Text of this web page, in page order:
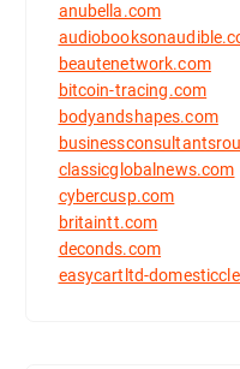
anubella.com
beautenetwork.com
bitcoin-tracing.com
bodyandshapes.com
classicglobalnews.com
cybercusp.com
britaintt.com
deconds.com
easycartltd-